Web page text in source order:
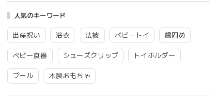
人気のキーワード
出産祝い 浴衣 法被 ベビートイ 歯固め
ベビー食器 シューズクリップ トイホルダー
プール 木製おもちゃ
gray
2026/03/26
グレーを購入しました！手持ちのビブより少し小さい作りで
したがかわいいので問題なし^ ^ありがとうございました♡
2026/02/21